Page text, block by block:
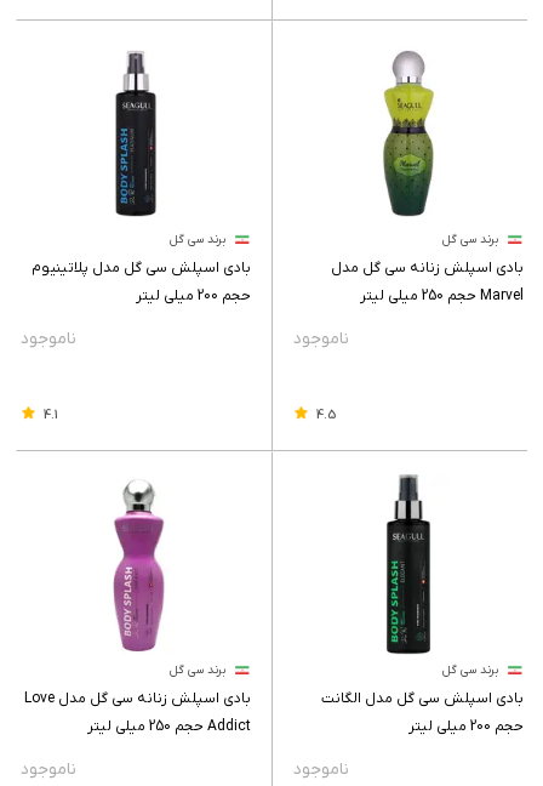
برند سی گل
بادی اسپلش زنانه سی گل مدل
Marvel حجم 250 میلی لیتر
4.5
برند سی گل
بادی اسپلش سی گل مدل پلاتینیوم
حجم 200 میلی لیتر
4.1
برند سی گل
بادی اسپلش سی گل مدل الگانت
حجم 200 میلی لیتر
برند سی گل
بادی اسپلش زنانه سی گل مدل Love
Addict حجم 250 میلی لیتر